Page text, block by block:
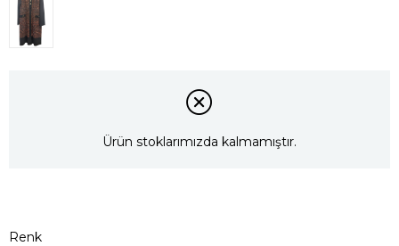
Ürün stoklarımızda kalmamıştır.
Renk